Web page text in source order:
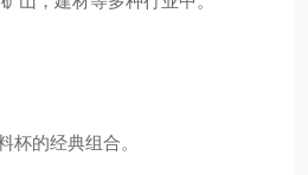
杯的经典组合。